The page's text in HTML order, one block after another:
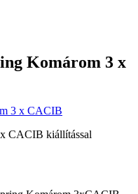
Komárom 3 x
CACIB kiállítással